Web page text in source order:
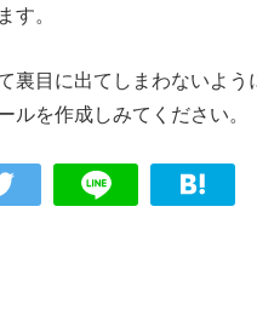
す。
裏目に出てしまわないよう
ルを作成しみてください。